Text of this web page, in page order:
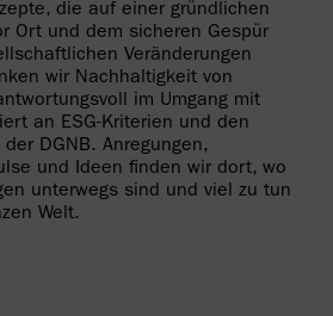
die auf einer gründlichen
Ort und dem sicheren Gespür
Veränderungen
wir Nachhaltigkeit von
im Umgang mit
an ESG-Kriterien und den
DGNB. Anregungen,
und Ideen finden wir dort, wo
unterwegs sind und viel zu tun
Welt.